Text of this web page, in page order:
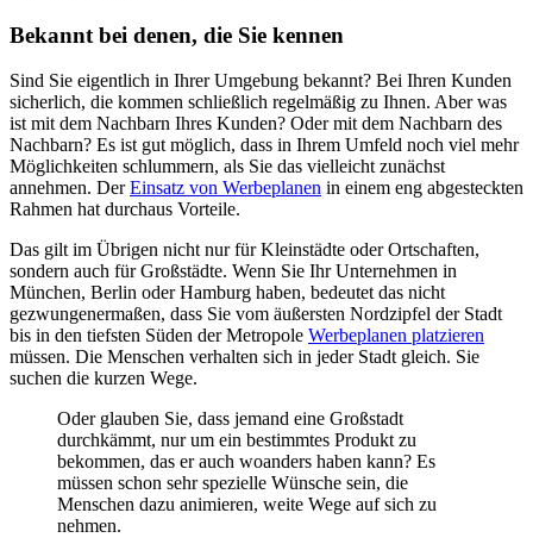
Bekannt bei denen, die Sie kennen
Sind Sie eigentlich in Ihrer Umgebung bekannt? Bei Ihren Kunden
sicherlich, die kommen schließlich regelmäßig zu Ihnen. Aber was
ist mit dem Nachbarn Ihres Kunden? Oder mit dem Nachbarn des
Nachbarn? Es ist gut möglich, dass in Ihrem Umfeld noch viel mehr
Möglichkeiten schlummern, als Sie das vielleicht zunächst
annehmen. DerEinsatz von Werbeplanen in einem eng abgesteckten
Rahmen hat durchaus Vorteile.
Das gilt im Übrigen nicht nur für Kleinstädte oder Ortschaften,
sondern auch für Großstädte. Wenn Sie Ihr Unternehmen in
München, Berlin oder Hamburg haben, bedeutet das nicht
gezwungenermaßen, dass Sie vom äußersten Nordzipfel der Stadt
bis in den tiefsten Süden der Metropole Werbeplanen platzieren
müssen. Die Menschen verhalten sich in jeder Stadt gleich. Sie
suchen die kurzen Wege.
Oder glauben Sie, dass jemand eine Großstadt
durchkämmt, nur um ein bestimmtes Produkt zu
bekommen, das er auch woanders haben kann? Es
müssen schon sehr spezielle Wünsche sein, die
Menschen dazu animieren, weite Wege auf sich zu
nehmen.